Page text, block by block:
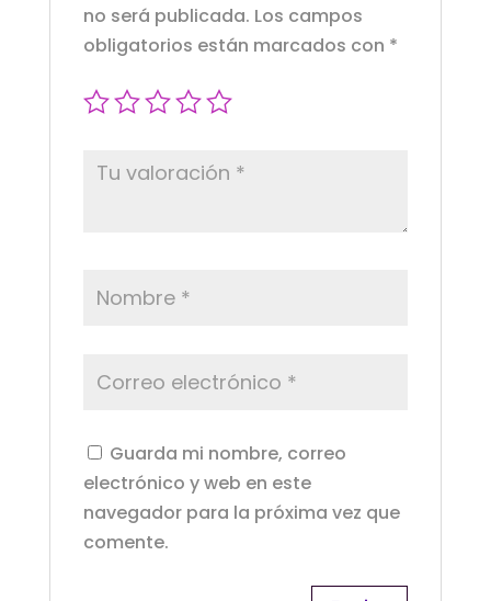
no será publicada. Los campos
obligatorios están marcados con *
Guarda mi nombre, correo
electrónico y web en este
navegador para la próxima vez que
comente.